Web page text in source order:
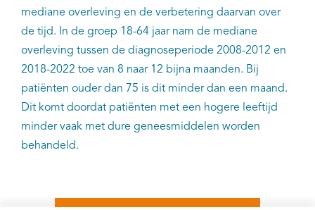
mediane overleving en de verbetering daarvan over
de tijd. In de groep 18-64 jaar nam de mediane
overleving tussen de diagnoseperiode 2008-2012 en
2018-2022 toe van 8 naar 12 bijna maanden. Bij
patiënten ouder dan 75 is dit minder dan een maand.
Dit komt doordat patiënten met een hogere leeftijd
minder vaak met dure geneesmiddelen worden
behandeld.